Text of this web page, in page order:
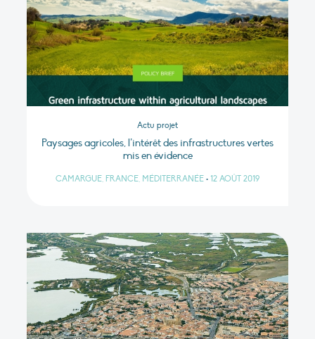
Actu projet
Paysages agricoles, l’intérêt des infrastructures vertes
mis en évidence
CAMARGUE, FRANCE, MÉDITERRANÉE • 12 AOÛT 2019